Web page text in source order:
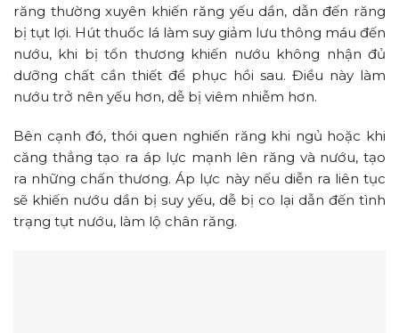
răng thường xuyên khiến răng yếu dần, dẫn đến răng
bị tụt lợi. Hút thuốc lá làm suy giảm lưu thông máu đến
nướu, khi bị tổn thương khiến nướu không nhận đủ
dưỡng chất cần thiết để phục hồi sau. Điều này làm
nướu trở nên yếu hơn, dễ bị viêm nhiễm hơn.
Bên cạnh đó, thói quen nghiến răng khi ngủ hoặc khi
căng thẳng tạo ra áp lực mạnh lên răng và nướu, tạo
ra những chấn thương. Áp lực này nếu diễn ra liên tục
sẽ khiến nướu dần bị suy yếu, dễ bị co lại dẫn đến tình
trạng tụt nướu, làm lộ chân răng.